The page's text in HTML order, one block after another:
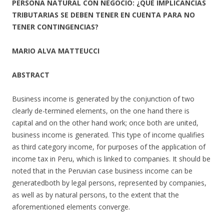
PERSONA NATURAL CON NEGOCIO: ¿QUÉ IMPLICANCIAS
TRIBUTARIAS SE DEBEN TENER EN CUENTA PARA NO
TENER CONTINGENCIAS?
MARIO ALVA MATTEUCCI
ABSTRACT
Business income is generated by the conjunction of two
clearly de-termined elements, on the one hand there is
capital and on the other hand work; once both are united,
business income is generated. This type of income qualifies
as third category income, for purposes of the application of
income tax in Peru, which is linked to companies. It should be
noted that in the Peruvian case business income can be
generatedboth by legal persons, represented by companies,
as well as by natural persons, to the extent that the
aforementioned elements converge.